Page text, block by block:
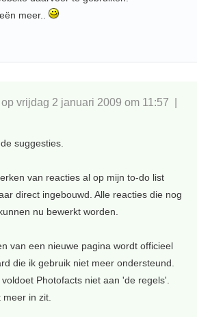
meer..
vrijdag 2 januari 2009 om 11:57 |
suggesties.
van reacties al op mijn to-do list
direct ingebouwd. Alle reacties die nog
nu bewerkt worden.
van een nieuwe pagina wordt officieel
die ik gebruik niet meer ondersteund.
Photofacts niet aan 'de regels'.
meer in zit.